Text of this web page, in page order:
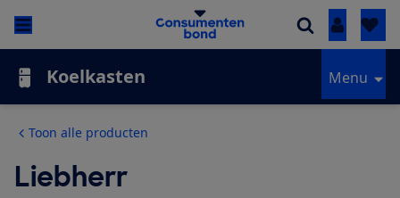
Inloggen
Koelkasten Menu
Toon alle producten
Liebherr